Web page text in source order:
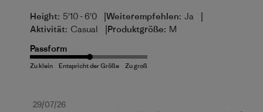
Height: 5'10 - 6'0 |Weiterempfehlen: Ja |
Aktivität: Casual |Produktgröße: M
Passform
Veröffentlichungsdatum
29/07/26